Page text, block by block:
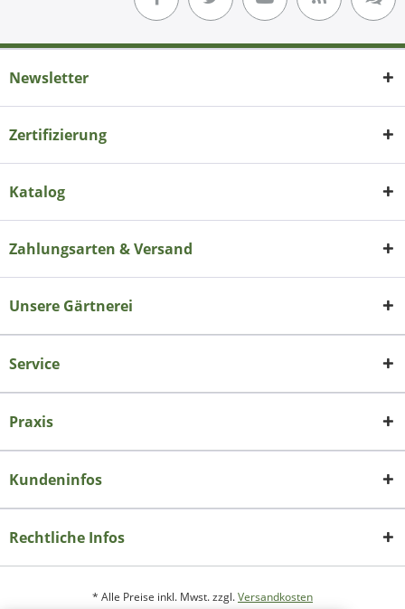
Newsletter
Zertifizierung
Katalog
Zahlungsarten & Versand
Unsere Gärtnerei
Service
Praxis
Kundeninfos
Rechtliche Infos
* Alle Preise inkl. Mwst. zzgl.Versandkosten